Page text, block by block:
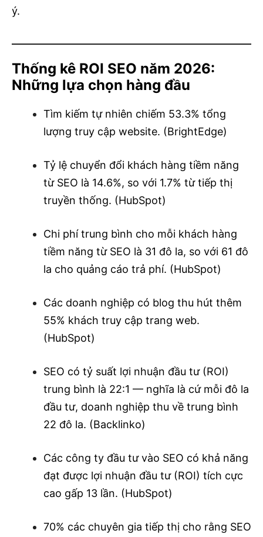
ý.
Thống kê ROI SEO năm 2026:
Những lựa chọn hàng đầu
Tìm kiếm tự nhiên chiếm 53.3% tổng
lượng truy cập website. (BrightEdge)
Tỷ lệ chuyển đổi khách hàng tiềm năng
từ SEO là 14.6%, so với 1.7% từ tiếp thị
truyền thống. (HubSpot)
Chi phí trung bình cho mỗi khách hàng
tiềm năng từ SEO là 31 đô la, so với 61 đô
la cho quảng cáo trả phí. (HubSpot)
Các doanh nghiệp có blog thu hút thêm
55% khách truy cập trang web.
(HubSpot)
SEO có tỷ suất lợi nhuận đầu tư (ROI)
trung bình là 22:1 — nghĩa là cứ mỗi đô la
đầu tư, doanh nghiệp thu về trung bình
22 đô la. (Backlinko)
Các công ty đầu tư vào SEO có khả năng
đạt được lợi nhuận đầu tư (ROI) tích cực
cao gấp 13 lần. (HubSpot)
70% các chuyên gia tiếp thị cho rằng SEO